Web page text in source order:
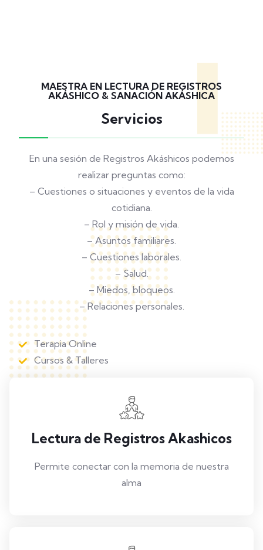
MAESTRA EN LECTURA DE REGISTROS
AKÁSHICO & SANACIÓN AKÁSHICA
Servicios
En una sesión de Registros Akáshicos podemos
realizar preguntas como:
– Cuestiones o situaciones y eventos de la vida
cotidiana.
– Rol y misión de vida.
– Asuntos familiares.
– Cuestiones laborales.
– Salud.
– Miedos, bloqueos.
– Relaciones personales.
Terapia Online
Cursos & Talleres
Lectura de Registros Akashicos
Permite conectar con la memoria de nuestra
alma